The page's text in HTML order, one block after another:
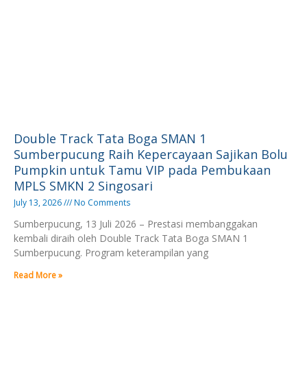
Double Track Tata Boga SMAN 1
Sumberpucung Raih Kepercayaan Sajikan Bolu
Pumpkin untuk Tamu VIP pada Pembukaan
MPLS SMKN 2 Singosari
July 13, 2026 No Comments
Sumberpucung, 13 Juli 2026 – Prestasi membanggakan
kembali diraih oleh Double Track Tata Boga SMAN 1
Sumberpucung. Program keterampilan yang
Read More »